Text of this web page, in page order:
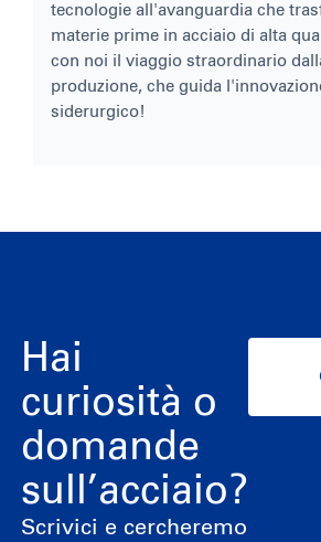
tecnologie all'avanguardia che
materie prime in acciaio di alta
con noi il viaggio straordinario
produzione, che guida
siderurgico!
Hai
curiosità o
domande
sull’acciaio?
Scrivici e cercheremo